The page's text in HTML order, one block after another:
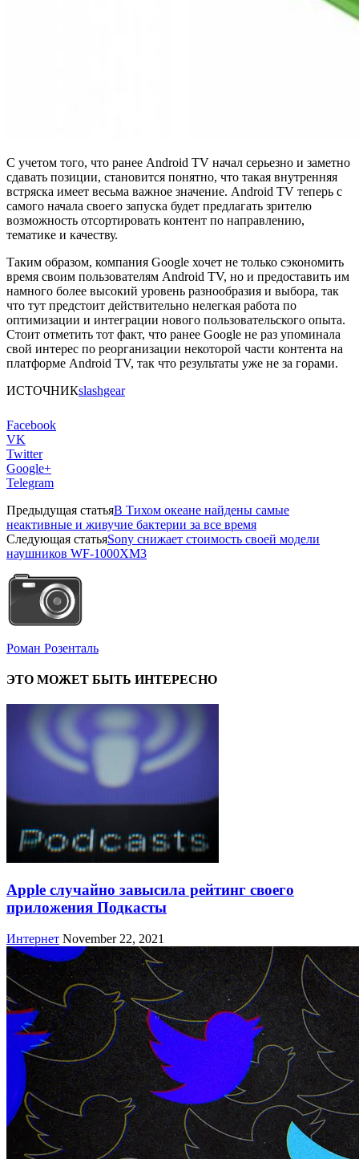
С учетом того, что ранее Android TV начал серьезно и заметно
сдавать позиции, становится понятно, что такая внутренняя
встряска имеет весьма важное значение. Android TV теперь с
самого начала своего запуска будет предлагать зрителю
возможность отсортировать контент по направлению,
тематике и качеству.
Таким образом, компания Google хочет не только сэкономить
время своим пользователям Android TV, но и предоставить им
намного более высокий уровень разнообразия и выбора, так
что тут предстоит действительно нелегкая работа по
оптимизации и интеграции нового пользовательского опыта.
Стоит отметить тот факт, что ранее Google не раз упоминала
свой интерес по реорганизации некоторой части контента на
платформе Android TV, так что результаты уже не за горами.
ИСТОЧНИКslashgear
Facebook
VK
Twitter
Google+
Telegram
Предыдущая статьяВ Тихом океане найдены самые
неактивные и живучие бактерии за все время
Следующая статьяSony снижает стоимость своей модели
наушников WF-1000XM3
Роман Розенталь
ЭТО МОЖЕТ БЫТЬ ИНТЕРЕСНО
Apple случайно завысила рейтинг своего
приложения Подкасты
Интернет November 22, 2021